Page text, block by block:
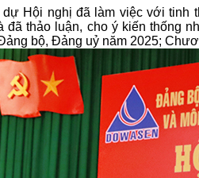
Hội nghị đã làm việc với tinh
đã thảo luận, cho ý kiến thống
bộ, Đảng uỷ năm 2025;